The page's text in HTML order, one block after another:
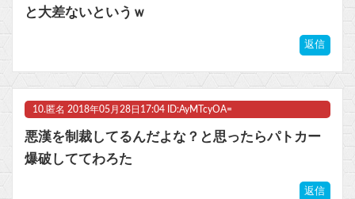
と大差ないというｗ
返信
10. 匿名 2018年05月28日17:04 ID:AyMTcyOA=
悪漢を制裁してるんだよな？と思ったらパトカー
爆破しててわろた
返信